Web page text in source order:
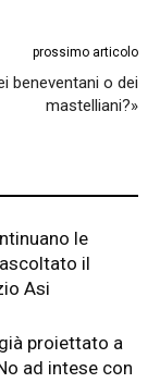
prossimo articolo
beneventani o dei
mastelliani?»
le
il
Asi
proiettato a
ad intese con